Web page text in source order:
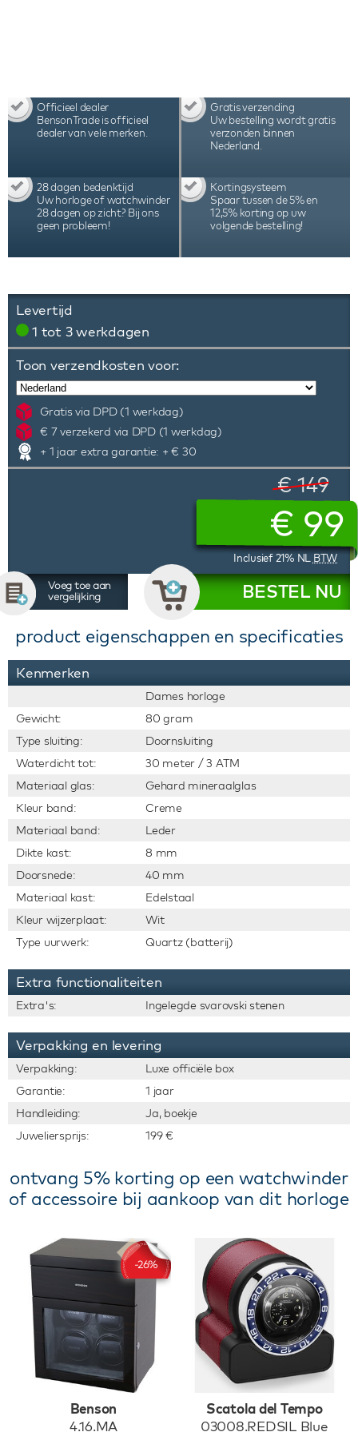
Officieel dealer
BensonTrade is officieel
dealer van vele merken.
Gratis verzending
Uw bestelling wordt gratis
verzonden binnen
Nederland.
28 dagen bedenktijd
Uw horloge of watchwinder
28 dagen op zicht? Bij ons
geen probleem!
Kortingsysteem
Spaar tussen de 5% en
12,5% korting op uw
volgende bestelling!
Levertijd
1 tot 3 werkdagen
Toon verzendkosten voor:
Gratis via DPD (1 werkdag)
€ 7 verzekerd via DPD (1 werkdag)
+ 1 jaar extra garantie: + € 30
€ 149
€ 99
Inclusief 21% NL BTW
Voeg toe aan
vergelijking
BESTEL NU
product eigenschappen en specificaties
Kenmerken
Dames horloge
Gewicht:
80 gram
Type sluiting:
Doornsluiting
Waterdicht tot:
30 meter / 3 ATM
Materiaal glas:
Gehard mineraalglas
Kleur band:
Creme
Materiaal band:
Leder
Dikte kast:
8 mm
Doorsnede:
40 mm
Materiaal kast:
Edelstaal
Kleur wijzerplaat:
Wit
Type uurwerk:
Quartz (batterij)
Extra functionaliteiten
Extra's: Ingelegde svarovski stenen
Verpakking en levering
Verpakking:
Luxe officiële box
Garantie:
1 jaar
Handleiding:
Ja, boekje
Juweliersprijs:
199 €
ontvang 5% korting op een watchwinder
of accessoire bij aankoop van dit horloge
Benson
4.16.MA
Scatola del Tempo
03008.REDSIL Blue